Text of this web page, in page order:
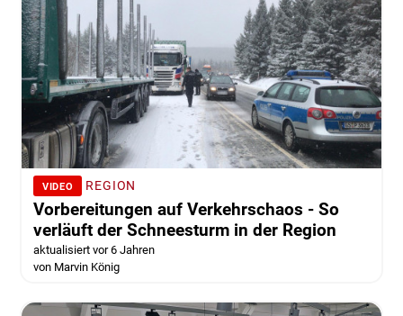
VIDEO REGION
Vorbereitungen auf Verkehrschaos - So
verläuft der Schneesturm in der Region
aktualisiert vor 6 Jahren
von Marvin König